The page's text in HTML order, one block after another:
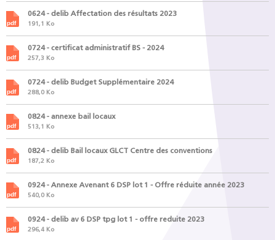
0624 - delib Affectation des résultats 2023
191,1 Ko
0724 - certificat administratif BS - 2024
257,3 Ko
0724 - delib Budget Supplémentaire 2024
288,0 Ko
0824 - annexe bail locaux
513,1 Ko
0824 - delib Bail locaux GLCT Centre des conventions
187,2 Ko
0924 - Annexe Avenant 6 DSP lot 1 - Offre réduite année 2023
540,0 Ko
0924 - delib av 6 DSP tpg lot 1 - offre reduite 2023
296,4 Ko